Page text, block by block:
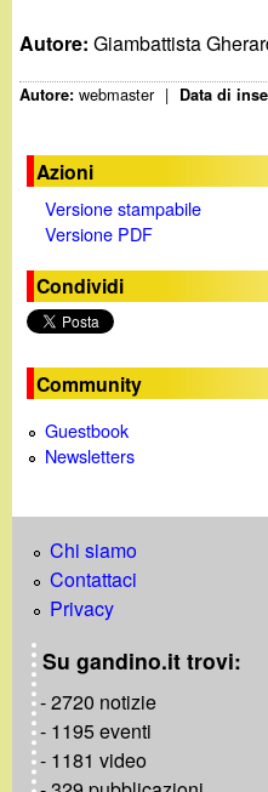
Autore:Giambattista
Autore:webmaster | Data di
Azioni
Versione stampabile
Versione PDF
Condividi
Community
Guestbook
Newsletters
Chi siamo
Contattaci
Privacy
Su gandino.it trovi:
- 2720 notizie
- 1195 eventi
- 1181 video